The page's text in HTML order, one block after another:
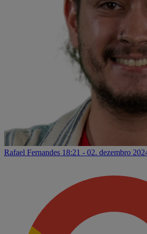
Rafael Fernandes 18:21 - 02. dezembro